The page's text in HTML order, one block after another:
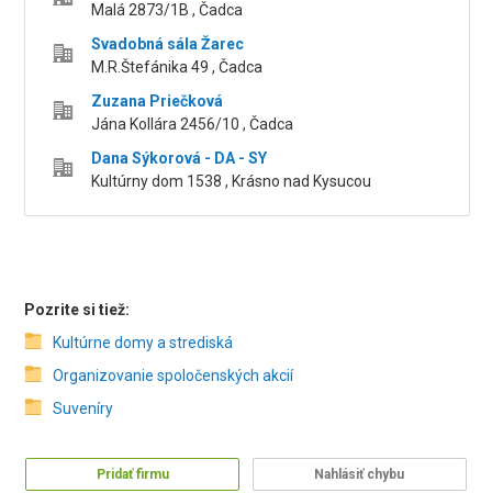
Malá 2873/1B , Čadca
Svadobná sála Žarec
M.R.Štefánika 49 , Čadca
Zuzana Priečková
Jána Kollára 2456/10 , Čadca
Dana Sýkorová - DA - SY
Kultúrny dom 1538 , Krásno nad Kysucou
Pozrite si tiež:
Kultúrne domy a strediská
Organizovanie spoločenských akcií
Suveníry
Pridať firmu Nahlásiť chybu